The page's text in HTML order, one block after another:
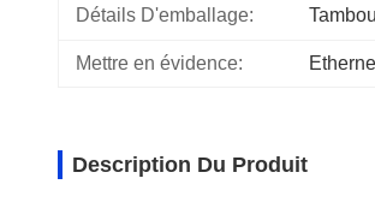
Détails D'emballage:
Mettre en évidence:
Description Du Produit